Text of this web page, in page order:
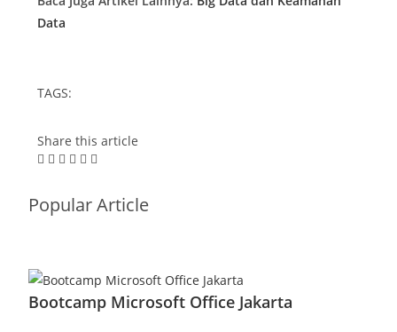
Data
TAGS:
Share this article
Popular Article
Bootcamp Microsoft Office Jakarta